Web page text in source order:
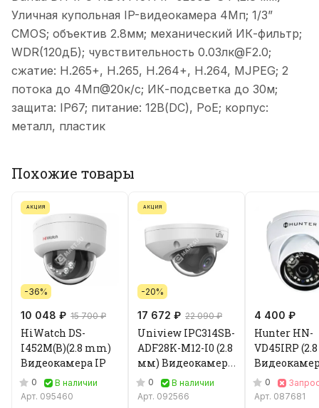
Уличная купольная IP-видеокамера 4Мп; 1/3”
CMOS; объектив 2.8мм; механический ИК-фильтр;
WDR(120дБ); чувствительность 0.03лк@F2.0;
сжатие: H.265+, H.265, H.264+, H.264, MJPEG; 2
потока до 4Мп@20к/с; ИК-подсветка до 30м;
защита: IP67; питание: 12В(DC), PoE; корпус:
металл, пластик
Похожие товары
АКЦИЯ
-36%
10 048 ₽ 15 700 ₽
HiWatch DS-
I452M(B)(2.8 mm)
Видеокамера IP
0
В наличии
Арт. 095460
АКЦИЯ
-20%
17 672 ₽ 22 090 ₽
Uniview IPC314SB-
ADF28K-M12-I0 (2.8
мм) Видеокамера
IP 0
В наличии
Арт. 092566
4 400 ₽
Hunter HN-
VD45IRP
0
Арт. 087681